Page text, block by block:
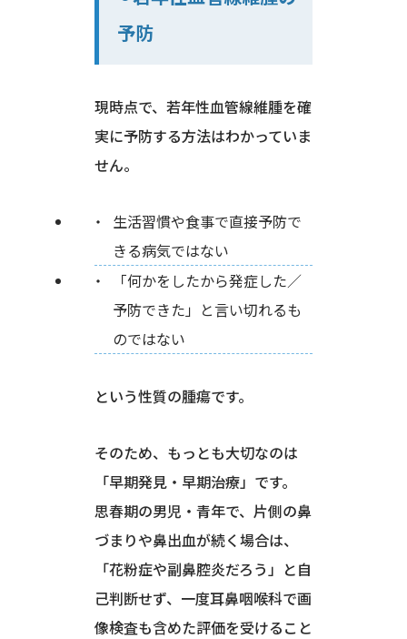
予防
現時点で、若年性血管線維腫を確
実に予防する方法はわかっていま
せん。
生活習慣や食事で直接予防で
きる病気ではない
「何かをしたから発症した／
予防できた」と言い切れるも
のではない
という性質の腫瘍です。
そのため、もっとも大切なのは
「早期発見・早期治療」です。
思春期の男児・青年で、片側の鼻
づまりや鼻出血が続く場合は、
「花粉症や副鼻腔炎だろう」と自
己判断せず、一度耳鼻咽喉科で画
像検査も含めた評価を受けること